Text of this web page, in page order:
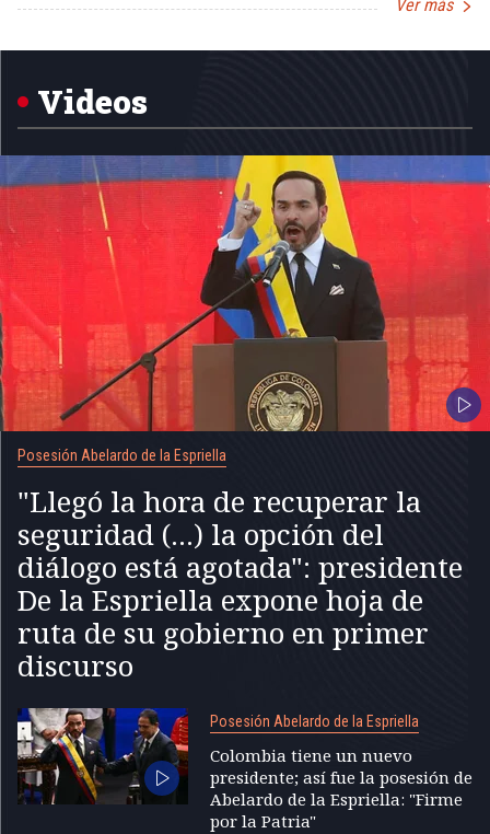
Ver más
1
Videos
Posesión Abelardo de la Espriella
"Llegó la hora de recuperar la
seguridad (...) la opción del
diálogo está agotada": presidente
De la Espriella expone hoja de
ruta de su gobierno en primer
discurso
Posesión Abelardo de la Espriella
Colombia tiene un nuevo
presidente; así fue la posesión de
Abelardo de la Espriella: "Firme
por la Patria"